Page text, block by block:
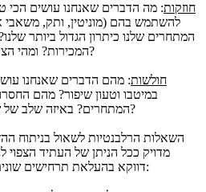
חוזקות: מה הדברים שאנחנו עושים הכי
להשתמש בהם (מוניטין, ותק, משאבי
המתחרים שלנו כיתרון הגדול ביותר
המכירות? ומהי הצעת הערך הייחודית שלנו ללקוח?
חולשות: מהם הדברים שאנחנו
במיטבו וטעון שיפור? מהם
המתחרים? באיזה שלב של שרשרת המכירה אנחנו כושלים?
השאלות הרלבנטיות לשאול בניתוח
מדויק ככל הניתן של העתיד הצפוי
דווקא בהעלאת תרחישים שונים ולמצוא כיצד להתמודד איתם: